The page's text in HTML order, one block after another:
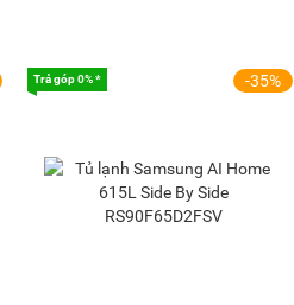
Trả góp 0% * -35%